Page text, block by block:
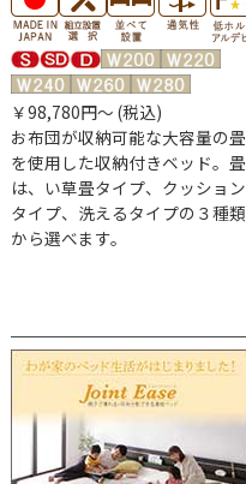
￥98,780円～ (税込)
お布団が収納可能な大容量の畳
を使用した収納付きベッド。畳
は、い草畳タイプ、クッション
タイプ、洗えるタイプの３種類
から選べます。